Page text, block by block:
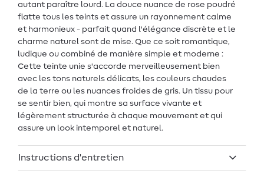
autant paraître lourd. La douce nuance de rose poudré
flatte tous les teints et assure un rayonnement calme
et harmonieux - parfait quand l'élégance discrète et le
charme naturel sont de mise. Que ce soit romantique,
ludique ou combiné de manière simple et moderne :
Cette teinte unie s'accorde merveilleusement bien
avec les tons naturels délicats, les couleurs chaudes
de la terre ou les nuances froides de gris. Un tissu pour
se sentir bien, qui montre sa surface vivante et
légèrement structurée à chaque mouvement et qui
assure un look intemporel et naturel.
Instructions d'entretien